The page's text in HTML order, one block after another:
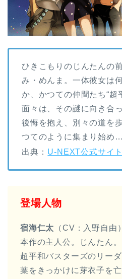
ひきこもりのじんたんの
み・めんま。一体彼女は
か、かつての仲間たち“超
面々は、その謎に向き合
後悔を抱え、別々の道を
つてのように集まり始め…
出典： U-NEXT公式サイト
登場人物
宿海仁太 （CV：入野自由）
本作の主人公。じんたん
超平和バスターズのリー
葉をきっかけに芽衣子を